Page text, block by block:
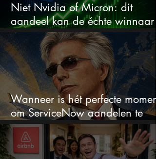
Niet Nvidia of Micron: dit
aandeel kan de échte winnaar
van de AI-race worden
Wanneer is hét perfecte moment
om ServiceNow aandelen te
kopen?